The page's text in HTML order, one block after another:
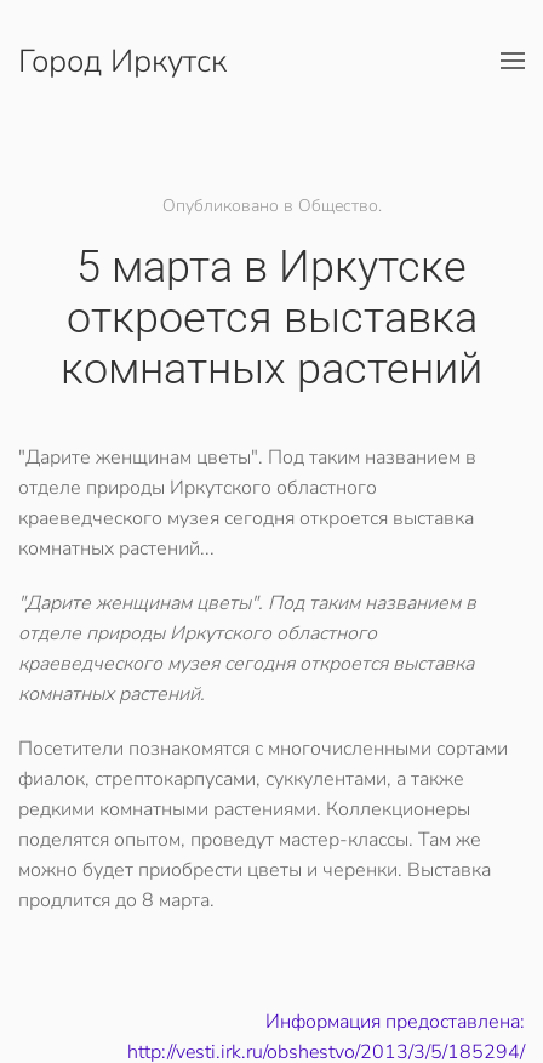
Перейти к содержимому
Город Иркутск
Опубликовано в Общество.
5 марта в Иркутске
откроется выставка
комнатных растений
"Дарите женщинам цветы". Под таким названием в
отделе природы Иркутского областного
краеведческого музея сегодня откроется выставка
комнатных растений...
"Дарите женщинам цветы". Под таким названием в
отделе природы Иркутского областного
краеведческого музея сегодня откроется выставка
комнатных растений.
Посетители познакомятся с многочисленными сортами
фиалок, стрептокарпусами, суккулентами, а также
редкими комнатными растениями. Коллекционеры
поделятся опытом, проведут мастер-классы. Там же
можно будет приобрести цветы и черенки. Выставка
продлится до 8 марта.
Информация предоставлена:
http://vesti.irk.ru/obshestvo/2013/3/5/185294/